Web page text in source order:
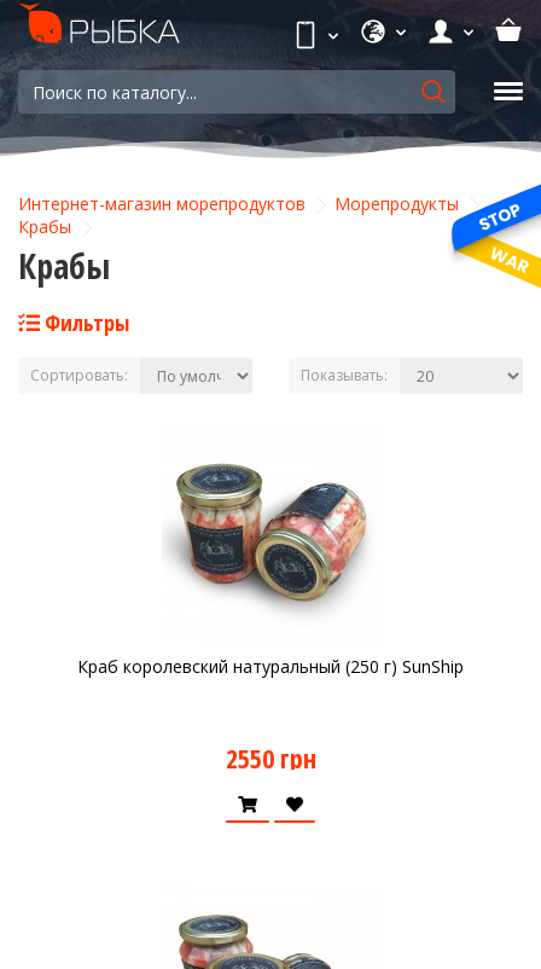
Интернет-магазин морепродуктов
Морепродукты
Крабы
Крабы
Фильтры
Сортировать: Показывать:
Краб королевский натуральный (250 г) SunShip
2550 грн